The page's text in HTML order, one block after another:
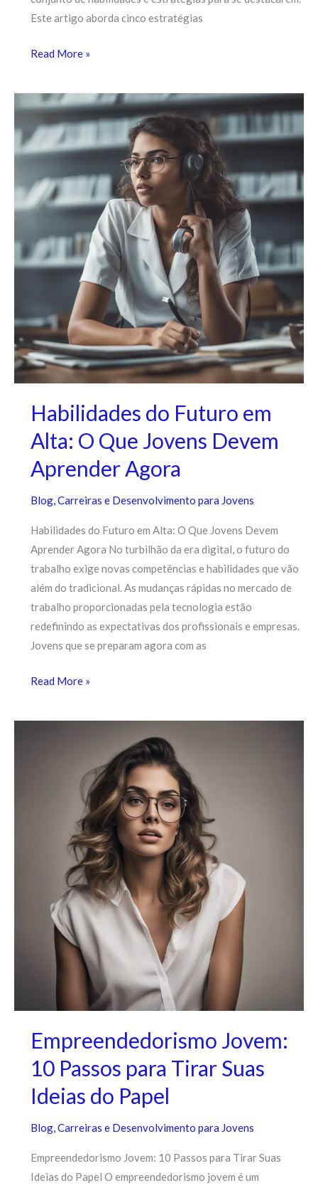
Este artigo aborda cinco estratégias
Read More »
Habilidades do Futuro em
Alta: O Que Jovens Devem
Aprender Agora
Blog,Carreiras e Desenvolvimento para Jovens
Habilidades do Futuro em Alta: O Que Jovens Devem
Aprender Agora No turbilhão da era digital, o futuro do
trabalho exige novas competências e habilidades que vão
além do tradicional. As mudanças rápidas no mercado de
trabalho proporcionadas pela tecnologia estão
redefinindo as expectativas dos profissionais e empresas.
Jovens que se preparam agora com as
Habilidades
do
Futuro
em
Alta:
O
Jovens
Devem
Read More »
Empreendedorismo Jovem:
10 Passos para Tirar Suas
Ideias do Papel
Blog,Carreiras e Desenvolvimento para Jovens
Empreendedorismo Jovem: 10 Passos para Tirar Suas
Ideias do Papel O empreendedorismo jovem é um
Papel